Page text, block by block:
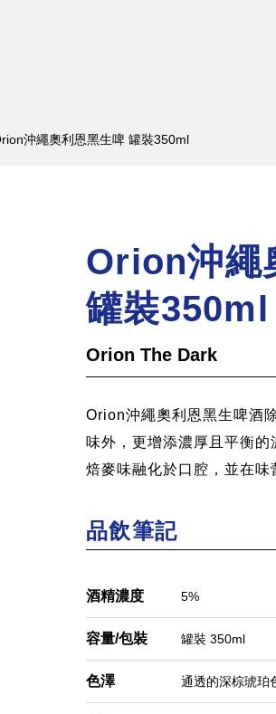
格小麥啤酒
啤酒 20L 桶裝
酒 罐裝 500ml
酒 瓶裝 500ml
酒 桶裝 20L
啤酒瓶裝500ml
木內酒造
沖繩奧利恩黑生啤 罐裝350ml
Orion沖繩
罐裝350ml
Orion The Dark
Orion沖繩奧利恩黑生啤酒
味外，更增添濃厚且平衡
焙麥味融化於口腔，並在味
品飲筆記
酒精濃度 5%
容量/包裝 罐裝 350ml
色澤 通透的深棕琥珀